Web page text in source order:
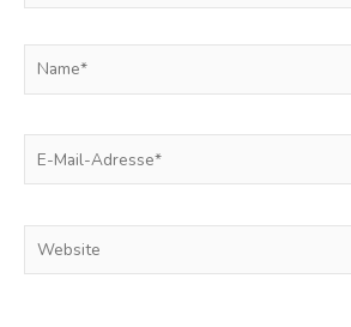
Name*
E-
Website